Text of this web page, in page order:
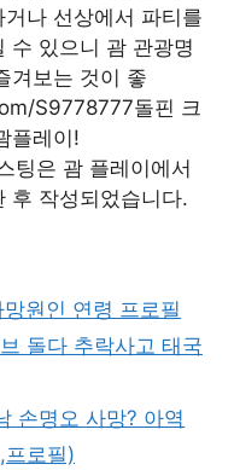
나 선상에서 파티를
수 있으니 괌 관광명
겨보는 것이 좋
S9778777돌핀 크
플레이!
팅은 괌 플레이에서
후 작성되었습니다.
원인 연령 프로필
돌다 추락사고 태국
손명오 사망? 아역
로필)